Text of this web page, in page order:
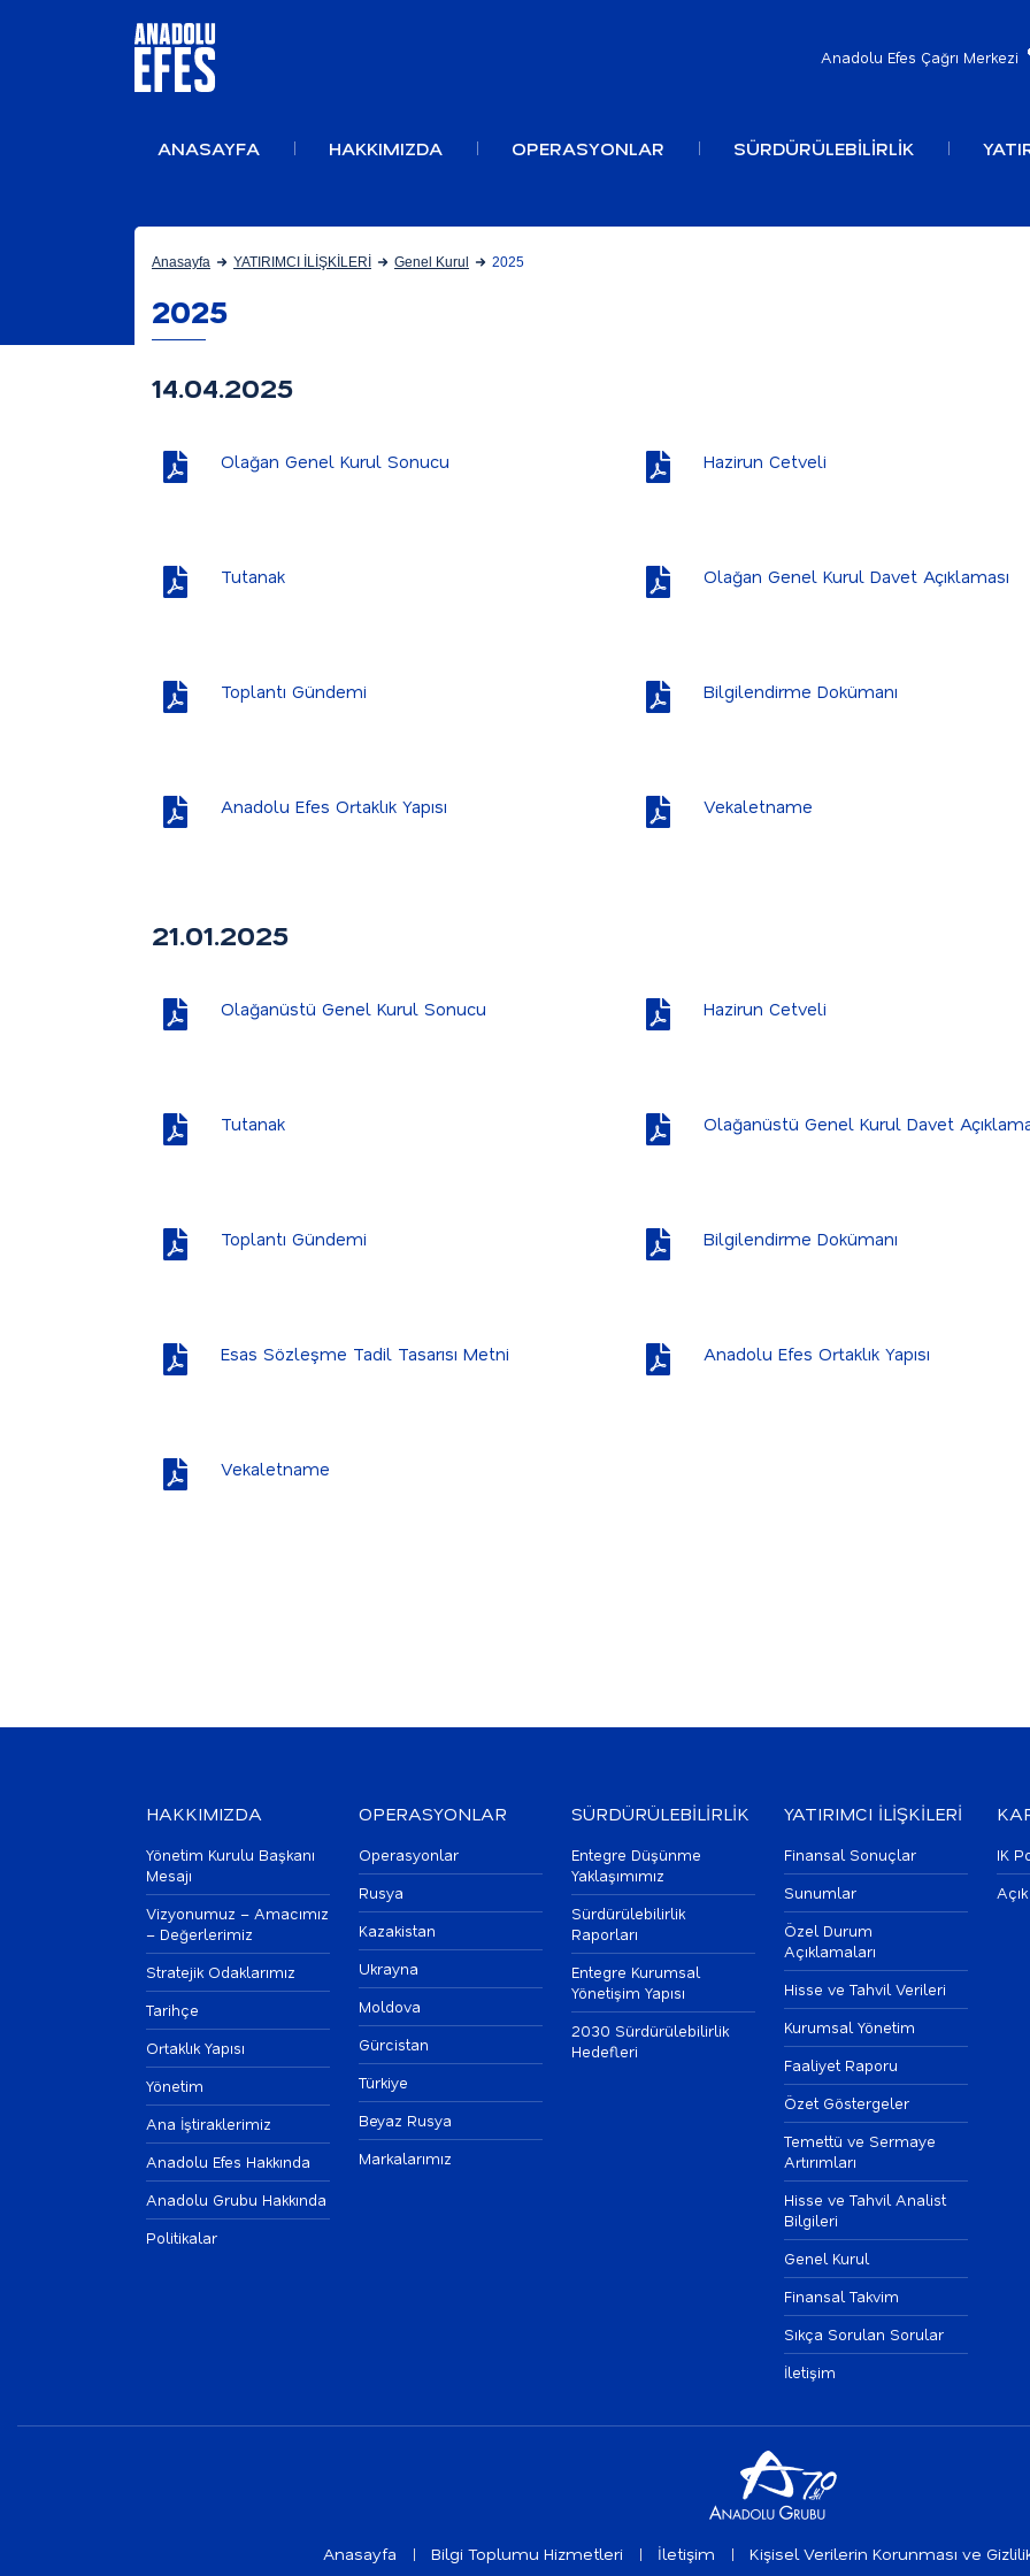
Anadolu Efes Çağrı Merkezi
ANASAYFA HAKKIMIZDA OPERASYONLAR SÜRDÜRÜLEBİLİRLİK
Anasayfa YATIRIMCI İLİŞKİLERİ Genel Kurul 2025
2025
14.04.2025
Olağan Genel Kurul Sonucu Hazirun Cetveli
Tutanak Olağan Genel Kurul Davet Açıklaması
Toplantı Gündemi Bilgilendirme Dokümanı
Anadolu Efes Ortaklık Yapısı Vekaletname
21.01.2025
Olağanüstü Genel Kurul Sonucu Hazirun Cetveli
Tutanak Olağanüstü Genel Kurul Davet
Toplantı Gündemi Bilgilendirme Dokümanı
Esas Sözleşme Tadil Tasarısı Metni Anadolu Efes Ortaklık Yapısı
Vekaletname
HAKKIMIZDA
Yönetim Kurulu Başkanı
Mesajı
Vizyonumuz – Amacımız
– Değerlerimiz
Stratejik Odaklarımız
Tarihçe
Ortaklık Yapısı
Yönetim
Ana İştiraklerimiz
Anadolu Efes Hakkında
Anadolu Grubu Hakkında
Politikalar
OPERASYONLAR
Operasyonlar
Rusya
Kazakistan
Ukrayna
Moldova
Gürcistan
Türkiye
Beyaz Rusya
Markalarımız
SÜRDÜRÜLEBİLİRLİK
Entegre Düşünme
Yaklaşımımız
Sürdürülebilirlik
Raporları
Entegre Kurumsal
Yönetişim Yapısı
2030 Sürdürülebilirlik
Hedefleri
YATIRIMCI İLİŞKİLERİ
Finansal Sonuçlar
Sunumlar
Özel Durum
Açıklamaları
Hisse ve Tahvil Verileri
Kurumsal Yönetim
Faaliyet Raporu
Özet Göstergeler
Temettü ve Sermaye
Artırımları
Hisse ve Tahvil Analist
Bilgileri
Genel Kurul
Finansal Takvim
Sıkça Sorulan Sorular
İletişim
IK
Anasayfa Bilgi Toplumu Hizmetleri İletişim Kişisel Verilerin Korunması ve